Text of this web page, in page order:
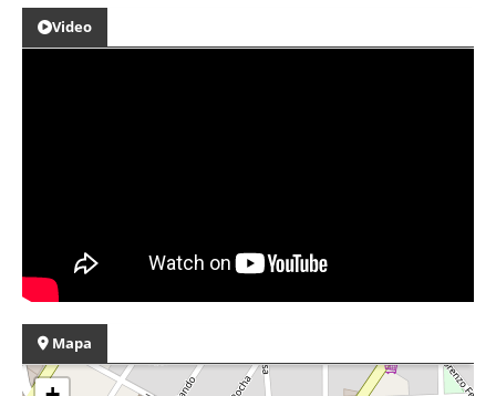
Video
Mapa